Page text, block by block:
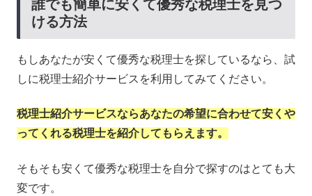
誰でも簡単に安くて優秀な税理士を見つ
ける方法
もしあなたが安くて優秀な税理士を探しているなら、試
しに税理士紹介サービスを利用してみてください。
税理士紹介サービスならあなたの希望に合わせて安くや
ってくれる税理士を紹介してもらえます。
そもそも安くて優秀な税理士を自分で探すのはとても大
変です。